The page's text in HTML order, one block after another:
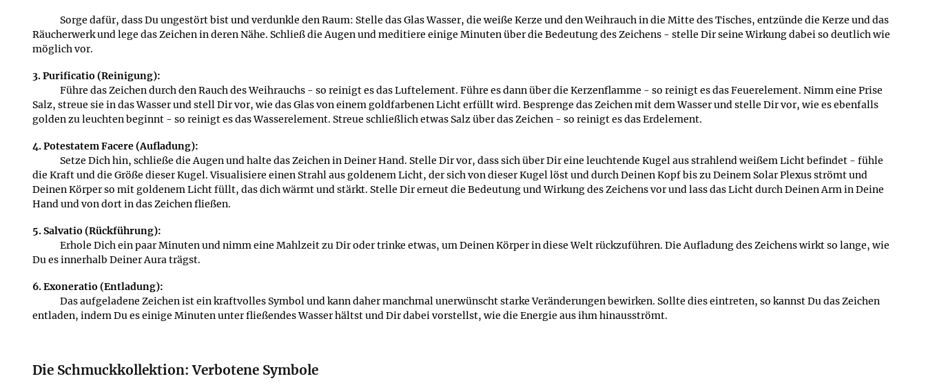
Sorge dafür, dass Du ungestört bist und verdunkle den Raum: Stelle das Glas Wasser, die weiße Kerze und den Weihrauch in die Mitte des Tisches, entzünde die Kerze und das
Räucherwerk und lege das Zeichen in deren Nähe. Schließ die Augen und meditiere einige Minuten über die Bedeutung des Zeichens - stelle Dir seine Wirkung dabei so deutlich wie
möglich vor.
3. Purificatio (Reinigung):
Führe das Zeichen durch den Rauch des Weihrauchs - so reinigt es das Luftelement. Führe es dann über die Kerzenflamme - so reinigt es das Feuerelement. Nimm eine Prise
Salz, streue sie in das Wasser und stell Dir vor, wie das Glas von einem goldfarbenen Licht erfüllt wird. Besprenge das Zeichen mit dem Wasser und stelle Dir vor, wie es ebenfalls
golden zu leuchten beginnt - so reinigt es das Wasserelement. Streue schließlich etwas Salz über das Zeichen - so reinigt es das Erdelement.
4. Potestatem Facere (Aufladung):
Setze Dich hin, schließe die Augen und halte das Zeichen in Deiner Hand. Stelle Dir vor, dass sich über Dir eine leuchtende Kugel aus strahlend weißem Licht befindet - fühle
die Kraft und die Größe dieser Kugel. Visualisiere einen Strahl aus goldenem Licht, der sich von dieser Kugel löst und durch Deinen Kopf bis zu Deinem Solar Plexus strömt und
Deinen Körper so mit goldenem Licht füllt, das dich wärmt und stärkt. Stelle Dir erneut die Bedeutung und Wirkung des Zeichens vor und lass das Licht durch Deinen Arm in Deine
Hand und von dort in das Zeichen fließen.
5. Salvatio (Rückführung):
Erhole Dich ein paar Minuten und nimm eine Mahlzeit zu Dir oder trinke etwas, um Deinen Körper in diese Welt rückzuführen. Die Aufladung des Zeichens wirkt so lange, wie
Du es innerhalb Deiner Aura trägst.
6. Exoneratio (Entladung):
Das aufgeladene Zeichen ist ein kraftvolles Symbol und kann daher manchmal unerwünscht starke Veränderungen bewirken. Sollte dies eintreten, so kannst Du das Zeichen
entladen, indem Du es einige Minuten unter fließendes Wasser hältst und Dir dabei vorstellst, wie die Energie aus ihm hinausströmt.
Die Schmuckkollektion: Verbotene Symbole